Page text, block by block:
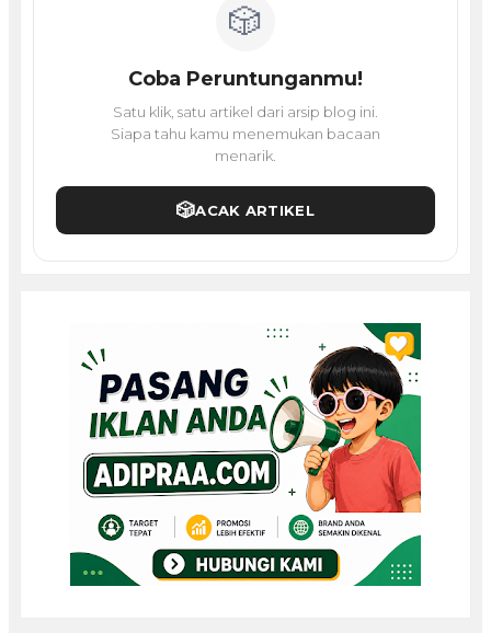
🎲
Coba Peruntunganmu!
Satu klik, satu artikel dari arsip blog ini.
Siapa tahu kamu menemukan bacaan
menarik.
🎲ACAK ARTIKEL